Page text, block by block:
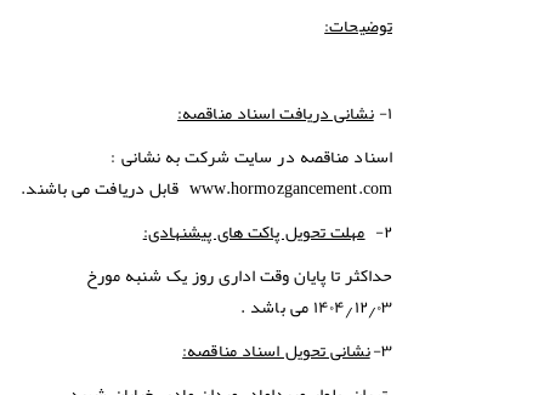
توضیحات:
۱- نشانی دریافت اسناد مناقصه:
اسناد مناقصه در سایت شرکت به نشانی :
www.hormozgancement.com قابل دریافت می باشند.
۲- مهلت تحویل پاکت های پیشنهادی:
حداکثر تا پایان وقت اداری روز یک شنبه مورخ
۱۴۰۴٫۱۲٫۰۳ می باشد .
۳- نشانی تحویل اسناد مناقصه: